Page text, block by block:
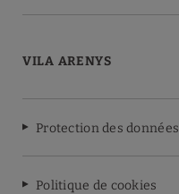
VILA ARENYS
Protection des données
Politique de cookies